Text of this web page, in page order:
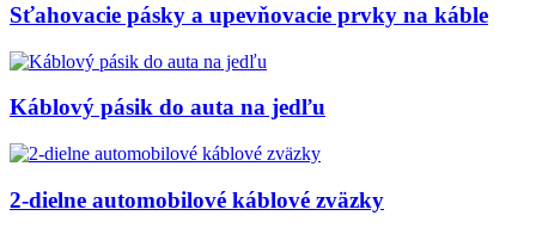
Sťahovacie pásky a upevňovacie prvky na káble
Káblový pásik do auta na jedľu
2-dielne automobilové káblové zväzky